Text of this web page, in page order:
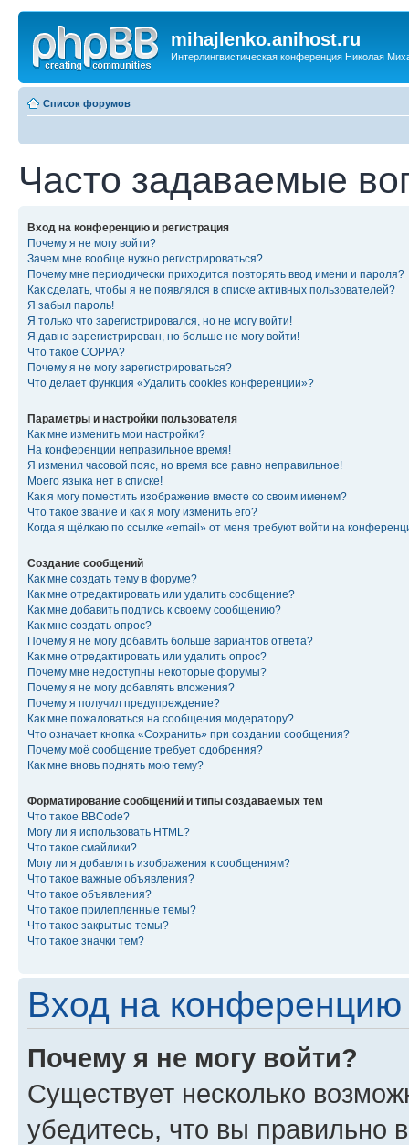
mihajlenko.anihost.ru
Интерлингвистическая конференция Николая
Список форумов
Часто задаваемые
Вход на конференцию и регистрация
Почему я не могу войти?
Зачем мне вообще нужно регистрироваться?
Почему мне периодически приходится повторять ввод имени и пароля?
Как сделать, чтобы я не появлялся в списке активных пользователей?
Я забыл пароль!
Я только что зарегистрировался, но не могу войти!
Я давно зарегистрирован, но больше не могу войти!
Что такое COPPA?
Почему я не могу зарегистрироваться?
Что делает функция «Удалить cookies конференции»?
Параметры и настройки пользователя
Как мне изменить мои настройки?
На конференции неправильное время!
Я изменил часовой пояс, но время все равно неправильное!
Моего языка нет в списке!
Как я могу поместить изображение вместе со своим именем?
Что такое звание и как я могу изменить его?
Когда я щёлкаю по ссылке «email» от меня требуют войти на
Создание сообщений
Как мне создать тему в форуме?
Как мне отредактировать или удалить сообщение?
Как мне добавить подпись к своему сообщению?
Как мне создать опрос?
Почему я не могу добавить больше вариантов ответа?
Как мне отредактировать или удалить опрос?
Почему мне недоступны некоторые форумы?
Почему я не могу добавлять вложения?
Почему я получил предупреждение?
Как мне пожаловаться на сообщения модератору?
Что означает кнопка «Сохранить» при создании сообщения?
Почему моё сообщение требует одобрения?
Как мне вновь поднять мою тему?
Форматирование сообщений и типы создаваемых тем
Что такое BBCode?
Могу ли я использовать HTML?
Что такое смайлики?
Могу ли я добавлять изображения к сообщениям?
Что такое важные объявления?
Что такое объявления?
Что такое прилепленные темы?
Что такое закрытые темы?
Что такое значки тем?
Вход на конференцию
Почему я не могу войти?
Существует несколько
убедитесь, что вы правильно